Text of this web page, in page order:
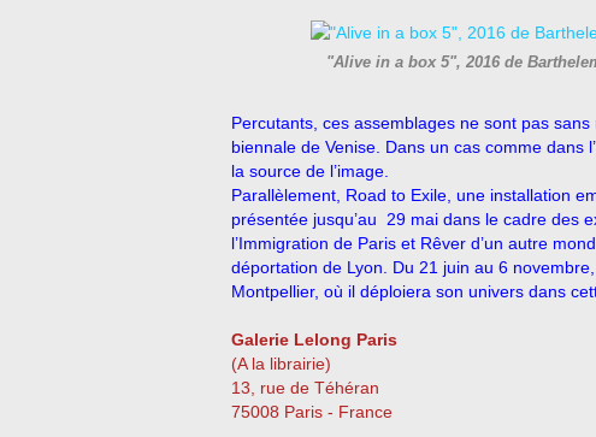
"Alive in a box 5", 2016 de
Percutants, ces assemblages ne sont pas
biennale de Venise. Dans un cas comme dans
la source de l’image.
Parallèlement, Road to Exile, une installation
présentée jusqu’au 29 mai dans le cadre des
l’Immigration de Paris et Rêver d’un autre
déportation de Lyon.
Du 21 juin au 6
Montpellier, où il déploiera son univers dans
Galerie Lelong Paris
(A la librairie)
13, rue de Téhéran
75008 Paris - France